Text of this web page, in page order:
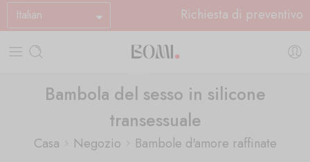
Italian Richiesta di preventivo
Bambola del sesso in silicone
transessuale
Casa Negozio Bambole d'amore raffinate